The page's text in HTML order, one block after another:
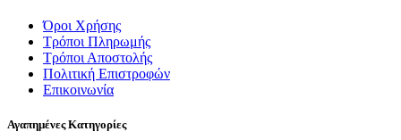
Όροι Χρήσης
Τρόποι Πληρωμής
Τρόποι Αποστολής
Πολιτική Επιστροφών
Επικοινωνία
Αγαπημένες Κατηγορίες